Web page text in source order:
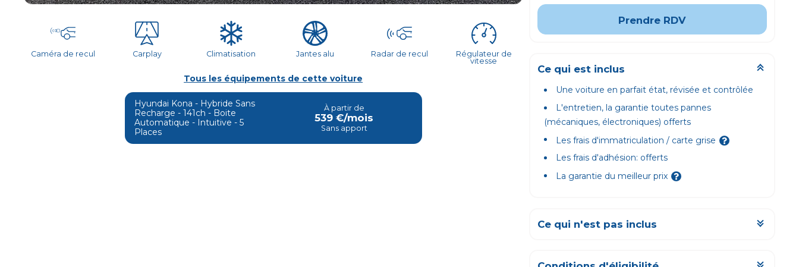
Caméra de recul Carplay Climatisation Jantes alu Radar de recul
Régulateur de
vitesse
Tous les équipements de cette voiture
Hyundai Kona - Hybride Sans
Recharge -141 Ch - Boite
Automatique - Intuitive -5
Places
À partir de
539 €/mois
Sans apport
Prendre RDV
Ce qui est inclus
Une voiture en parfait état, révisée et contrôlée
L'entretien, la garantie toutes pannes
(mécaniques, électroniques) offerts
Les frais d'immatriculation / carte grise
Les frais d'adhésion: offerts
La garantie du meilleur prix
Ce qui n'est pas inclus
L'assurance, obligatoirement tous risques